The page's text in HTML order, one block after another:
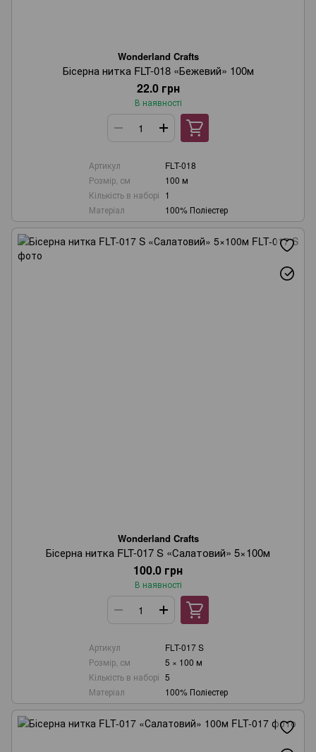
Wonderland Crafts
Бісерна нитка FLT-018 «Бежевий» 100м
22.0 грн
В наявності
Артикул
FLT-018
Розмір, см
100 м
Кількість в наборі 1
Матеріал
100% Поліестер
Wonderland Crafts
Бісерна нитка FLT-017 S «Салатовий» 5×100м
100.0 грн
В наявності
Артикул
FLT-017 S
Розмір, см
5 × 100 м
Кількість в наборі 5
Матеріал
100% Поліестер